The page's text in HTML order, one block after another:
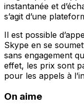
instantanée et
s’agit d’une
Il est possible
Skype en se
sans engagement
effet, les prix sont
pour les appels à
On aime